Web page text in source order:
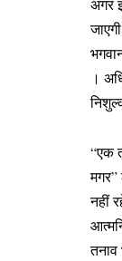
अगर
।
“एक
नहीं